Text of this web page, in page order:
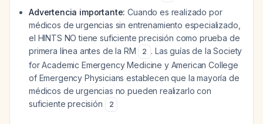
Advertencia importante: Cuando es realizado por
médicos de urgencias sin entrenamiento especializado,
el HINTS NO tiene suficiente precisión como prueba de
primera línea antes de la RM
2 . Las guías de la Society
for Academic Emergency Medicine y American College
of Emergency Physicians establecen que la mayoría de
médicos de urgencias no pueden realizarlo con
suficiente precisión
2